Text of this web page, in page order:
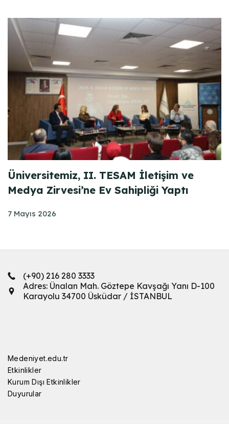
Üniversitemiz, II. TESAM İletişim ve
Medya Zirvesi’ne Ev Sahipliği Yaptı
7 Mayıs 2026
(+90) 216 280 3333
Adres: Ünalan Mah. Göztepe Kavşağı Yanı D-100
Karayolu 34700 Üsküdar / İSTANBUL
Medeniyet.edu.tr
Etkinlikler
Kurum Dışı Etkinlikler
Duyurular